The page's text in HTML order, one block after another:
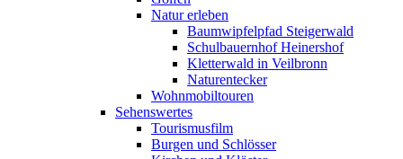
Natur erleben
Baumwipfelpfad Steigerwald
Schulbauernhof Heinershof
Kletterwald in Veilbronn
Naturentecker
Wohnmobiltouren
Sehenswertes
Tourismusfilm
Burgen und Schlösser